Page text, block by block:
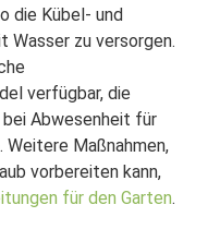
die Kübel- und
Wasser zu versorgen.
verfügbar, die
bei Abwesenheit für
Weitere Maßnahmen,
vorbereiten kann,
für den Garten.